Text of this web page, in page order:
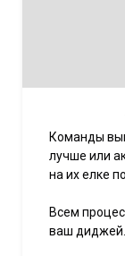
Команды
лучше или
на их елке
Всем
ваш диджей.